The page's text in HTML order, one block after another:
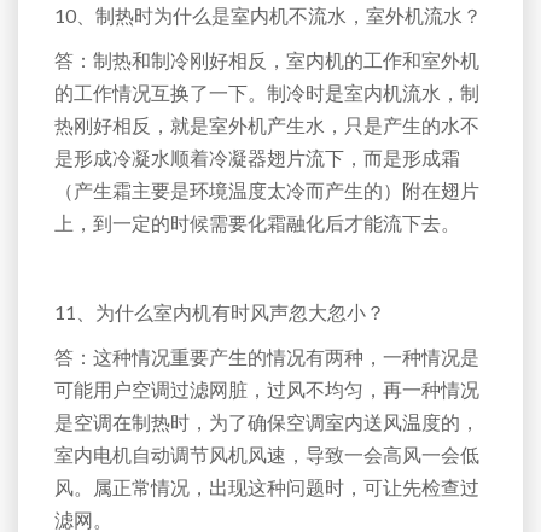
10、制热时为什么是室内机不流水，室外机流水？
答：制热和制冷刚好相反，室内机的工作和室外机
的工作情况互换了一下。制冷时是室内机流水，制
热刚好相反，就是室外机产生水，只是产生的水不
是形成冷凝水顺着冷凝器翅片流下，而是形成霜
（产生霜主要是环境温度太冷而产生的）附在翅片
上，到一定的时候需要化霜融化后才能流下去。
11、为什么室内机有时风声忽大忽小？
答：这种情况重要产生的情况有两种，一种情况是
可能用户空调过滤网脏，过风不均匀，再一种情况
是空调在制热时，为了确保空调室内送风温度的，
室内电机自动调节风机风速，导致一会高风一会低
风。属正常情况，出现这种问题时，可让先检查过
滤网。